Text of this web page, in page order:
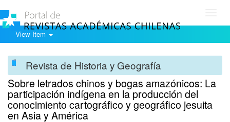
View Item
Revista de Historia y Geografía
Sobre letrados chinos y bogas amazónicos: La
participación indí­gena en la producción del
conocimiento cartográfico y geográfico jesuita
en Asia y América